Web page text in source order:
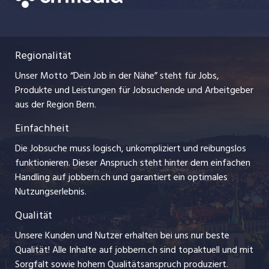
Ferienjobs
Management / Kader-Jobs
Arbeitgeber
Jobline
Impressum
Stellenmeldepflicht
zentraljob.ch
myjob.ch
jobzüri.ch
ajourjob.ch
baernerbaer.ch
chmedia.ch
Regionalität
Unser Motto “Dein Job in der Nähe” steht für Jobs,
Produkte und Leistungen für Jobsuchende und Arbeitgeber
aus der Region Bern.
Einfachheit
Die Jobsuche muss logisch, unkompliziert und reibungslos
funktionieren. Dieser Anspruch steht hinter dem einfachen
Handling auf jobbern.ch und garantiert ein optimales
Nutzungserlebnis.
Qualität
Unsere Kunden und Nutzer erhalten bei uns nur beste
Qualität! Alle Inhalte auf jobbern.ch sind topaktuell und mit
Sorgfalt sowie hohem Qualitätsanspruch produziert.